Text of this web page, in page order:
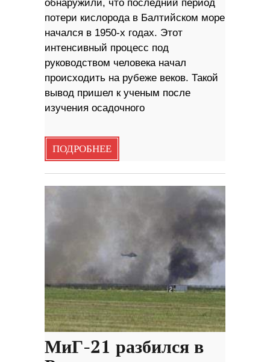
обнаружили, что последний период
потери кислорода в Балтийском море
начался в 1950-х годах. Этот
интенсивный процесс под
руководством человека начал
происходить на рубеже веков. Такой
вывод пришел к ученым после
изучения осадочного
ПОДРОБНЕЕ
МиГ-21 разбился в